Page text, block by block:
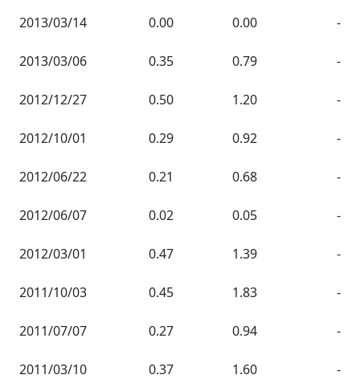
2013/03/14 0.00 0.00 -
2013/03/06 0.35 0.79 -
2012/12/27 0.50 1.20 -
2012/10/01 0.29 0.92 -
2012/06/22 0.21 0.68 -
2012/06/07 0.02 0.05 -
2012/03/01 0.47 1.39 -
2011/10/03 0.45 1.83 -
2011/07/07 0.27 0.94 -
2011/03/10 0.37 1.60 -